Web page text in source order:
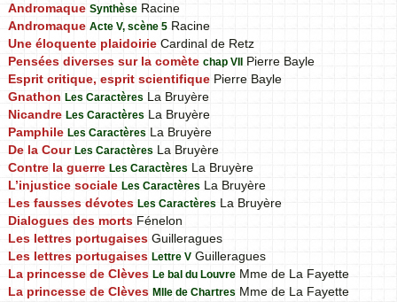
Andromaque Synthèse Racine
Andromaque Acte V, scène 5 Racine
Une éloquente plaidoirie Cardinal de Retz
Pensées diverses sur la comète chap VII
Pierre Bayle
Esprit critique, esprit scientifique Pierre Bayle
Gnathon Les Caractères La Bruyère
Nicandre Les Caractères La Bruyère
Pamphile Les Caractères La Bruyère
De la Cour Les Caractères La Bruyère
Contre la guerre Les Caractères La Bruyère
L’injustice sociale Les Caractères La Bruyère
Les fausses dévotes Les Caractères La Bruyère
Dialogues des morts Fénelon
Les lettres portugaises Guilleragues
Les lettres portugaises Lettre V Guilleragues
La princesse de Clèves Le bal du Louvre Mme de La Fayette
La princesse de Clèves Mlle de Chartres Mme de La Fayette